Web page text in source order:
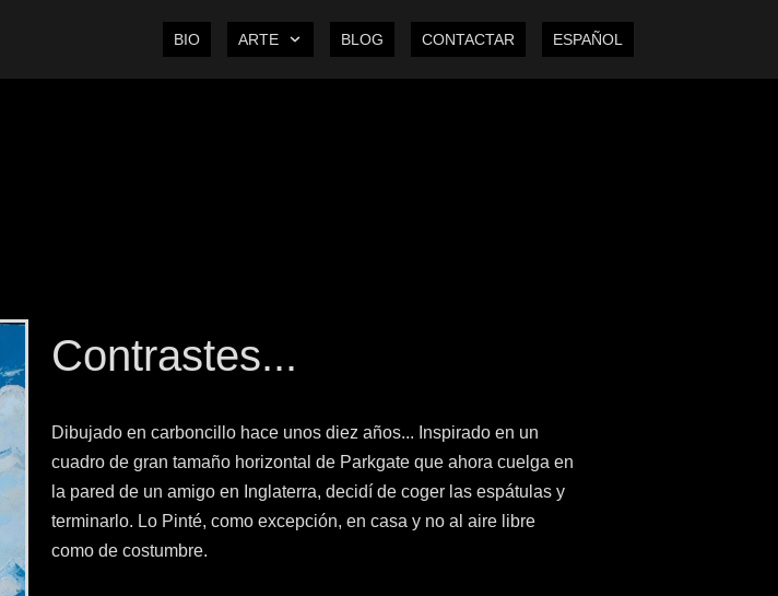
BIO ARTE BLOG CONTACTAR ESPAÑOL
Contrastes...
Dibujado en carboncillo hace unos diez años... Inspirado en un
cuadro de gran tamaño horizontal de Parkgate que ahora cuelga en
la pared de un amigo en Inglaterra, decidí de coger las espátulas y
terminarlo. Lo Pinté, como excepción, en casa y no al aire libre
como de costumbre.